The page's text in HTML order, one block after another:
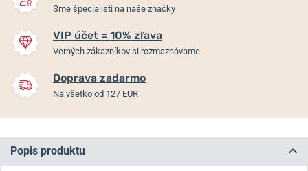
Sme špecialisti na naše značky
VIP účet = 10% zľava
Verných zákazníkov si rozmaznávame
Doprava zadarmo
Na všetko od 127 EUR
Popis produktu